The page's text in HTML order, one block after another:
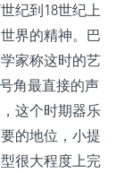
纪到18世纪上
界的精神。巴
家称这时的艺
角最直接的声
这个时期器乐
的地位，小提
很大程度上完